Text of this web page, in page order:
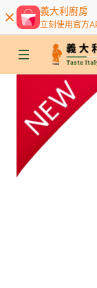
義大利廚房
立刻使用官方